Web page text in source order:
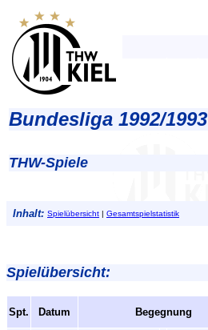
Bundesliga 1992/1993
THW-Spiele
Inhalt: Spielübersicht | Gesamtspielstatistik
Spielübersicht:
Spt. Datum Begegnung